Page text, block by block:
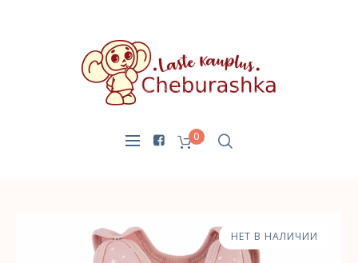
0
НЕТ В НАЛИЧИИ